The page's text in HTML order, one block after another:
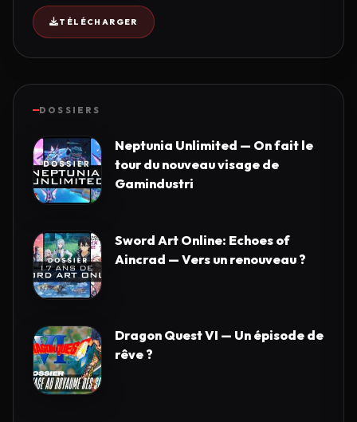
TÉLÉCHARGER
DOSSIERS
Neptunia Unlimited — On fait le
tour du nouveau visage de
Gamindustri
Sword Art Online: Echoes of
Aincrad — Vers un renouveau ?
Dragon Quest VI — Un épisode de
rêve ?